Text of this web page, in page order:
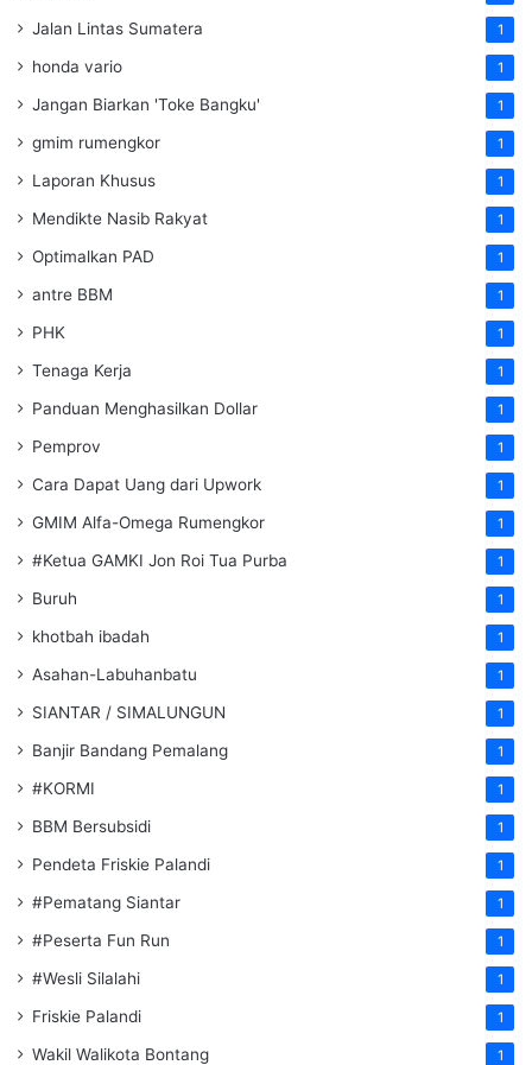
Jalan Lintas Sumatera 1
honda vario 1
Jangan Biarkan 'Toke Bangku' 1
gmim rumengkor 1
Laporan Khusus 1
Mendikte Nasib Rakyat 1
Optimalkan PAD 1
antre BBM 1
PHK 1
Tenaga Kerja 1
Panduan Menghasilkan Dollar 1
Pemprov 1
Cara Dapat Uang dari Upwork 1
GMIM Alfa-Omega Rumengkor 1
#Ketua GAMKI Jon Roi Tua Purba 1
Buruh 1
khotbah ibadah 1
Asahan-Labuhanbatu 1
SIANTAR / SIMALUNGUN 1
Banjir Bandang Pemalang 1
#KORMI 1
BBM Bersubsidi 1
Pendeta Friskie Palandi 1
#Pematang Siantar 1
#Peserta Fun Run 1
#Wesli Silalahi 1
Friskie Palandi 1
Wakil Walikota Bontang 1